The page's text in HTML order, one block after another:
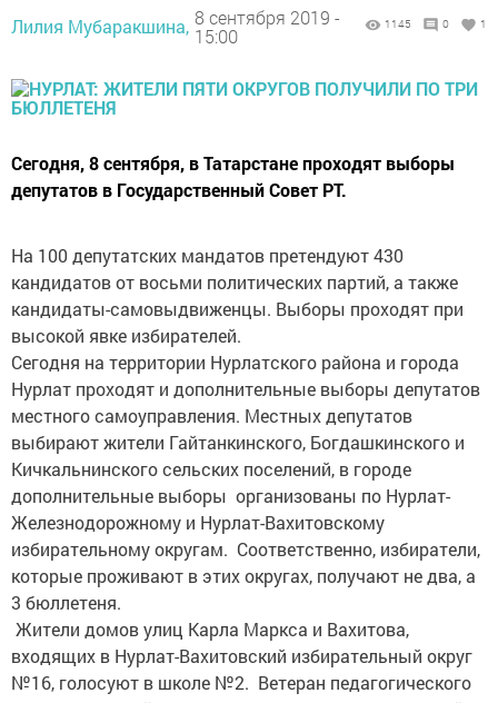
Лилия Мубаракшина, 8 сентября 2019 -
15:00
1145 0 1
Сегодня, 8 сентября, в Татарстане проходят выборы
депутатов в Государственный Совет РТ.
На 100 депутатских мандатов претендуют 430
кандидатов от восьми политических партий, а также
кандидаты-самовыдвиженцы. Выборы проходят при
высокой явке избирателей.
Сегодня на территории Нурлатского района и города
Нурлат проходят и дополнительные выборы депутатов
местного самоуправления. Местных депутатов
выбирают жители Гайтанкинского, Богдашкинского и
Кичкальнинского сельских поселений, в городе
дополнительные выборы организованы по Нурлат-
Железнодорожному и Нурлат-Вахитовскому
избирательному округам. Соответственно, избиратели,
которые проживают в этих округах, получают не два, а
3 бюллетеня.
Жители домов улиц Карла Маркса и Вахитова,
входящих в Нурлат-Вахитовский избирательный округ
№16, голосуют в школе №2. Ветеран педагогического